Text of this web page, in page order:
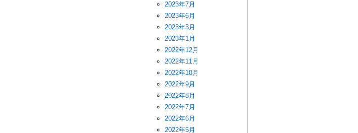
2023年7月
2023年6月
2023年3月
2023年1月
2022年12月
2022年11月
2022年10月
2022年9月
2022年8月
2022年7月
2022年6月
2022年5月